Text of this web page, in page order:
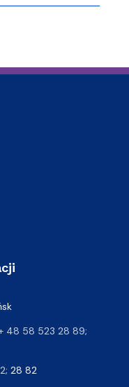
48 58 523 28 89;
; 28 82